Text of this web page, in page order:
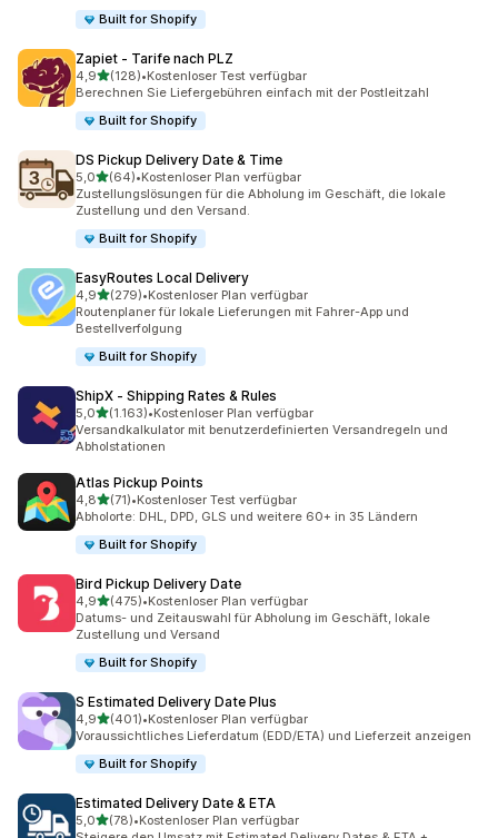
Built for Shopify
Zapiet ‑ Tarife nach PLZ
4,9von 5 Sternen
(128)
128 Rezensionen insgesamt
•Kostenloser Test verfügbar
Berechnen Sie Liefergebühren einfach mit der Postleitzahl
Built for Shopify
DS Pickup Delivery Date & Time
5,0von 5 Sternen
(64)
64 Rezensionen insgesamt
•Kostenloser Plan verfügbar
Zustellungslösungen für die Abholung im Geschäft, die lokale
Zustellung und den Versand.
Built for Shopify
EasyRoutes Local Delivery
4,9von 5 Sternen
(279)
279 Rezensionen insgesamt
•Kostenloser Plan verfügbar
Routenplaner für lokale Lieferungen mit Fahrer-App und
Bestellverfolgung
Built for Shopify
ShipX ‑ Shipping Rates & Rules
5,0von 5 Sternen
(1.163)
1163 Rezensionen insgesamt
•Kostenloser Plan verfügbar
Versandkalkulator mit benutzerdefinierten Versandregeln und
Abholstationen
Atlas Pickup Points
4,8von 5 Sternen
(71)
71 Rezensionen insgesamt
•Kostenloser Test verfügbar
Abholorte: DHL, DPD, GLS und weitere 60+ in 35 Ländern
Built for Shopify
Bird Pickup Delivery Date
4,9von 5 Sternen
(475)
475 Rezensionen insgesamt
•Kostenloser Plan verfügbar
Datums- und Zeitauswahl für Abholung im Geschäft, lokale
Zustellung und Versand
Built for Shopify
S Estimated Delivery Date Plus
4,9von 5 Sternen
(401)
401 Rezensionen insgesamt
•Kostenloser Plan verfügbar
Voraussichtliches Lieferdatum (EDD/ETA) und Lieferzeit anzeigen
Built for Shopify
Estimated Delivery Date & ETA
5,0von 5 Sternen
(78)
78 Rezensionen insgesamt
•Kostenloser Plan verfügbar